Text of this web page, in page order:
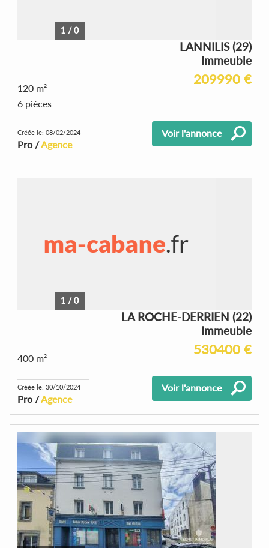
1 /0
LANNILIS (29)
Immeuble
209990 €
120 m²
6 pièces
Créée le: 08/02/2024
Pro /Agence
Voir l'annonce
1 /0
LA ROCHE-DERRIEN (22)
Immeuble
530400 €
400 m²
Créée le: 30/10/2024
Pro /Agence
Voir l'annonce